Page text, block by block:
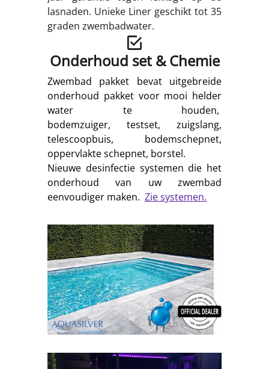
lasnaden. Unieke Liner geschikt tot 35
graden zwembadwater.
Onderhoud set & Chemie
Zwembad pakket bevat uitgebreide
onderhoud pakket voor mooi helder
water te houden,
bodemzuiger, testset, zuigslang,
telescoopbuis, bodemschepnet,
oppervlakte schepnet, borstel.
Nieuwe desinfectie systemen die het
onderhoud van uw zwembad
eenvoudiger maken. Zie systemen.